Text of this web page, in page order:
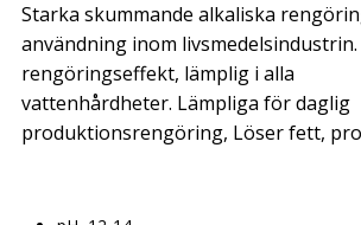
Starka skummande alkaliska
användning inom livsmedelsindustrin.
rengöringseffekt, lämplig i alla
vattenhårdheter. Lämpliga för daglig
produktionsrengöring, Löser fett,